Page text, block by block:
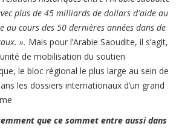
plus de 45 milliards de dollars d'aide au
au cours des 50 dernières années dans de
». Mais pour l’Arabie Saoudite, il s’agit,
de mobilisation du soutien
le bloc régional le plus large au sein de
les dossiers internationaux d’un grand
que ce sommet entre aussi dans